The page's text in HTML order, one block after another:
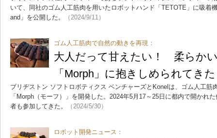
いて、同社のゴム人工筋肉を用いたロボットハンド「TETOTE」に吸着
and」を公開した。
（2024/9/11）
ゴム人工筋肉で自然の動きを再現：
大人だって甘えたい！ 柔らか
「Morph」に抱きしめられてきた
ブリヂストン ソフトロボティクス ベンチャーズとKonelは、ゴム人工筋
「Morph（モーフ）」を開発した。2024年5月17～25日に都内で開かれ
者も参加してきた。
（2024/5/30）
ロボット開発ニュース：